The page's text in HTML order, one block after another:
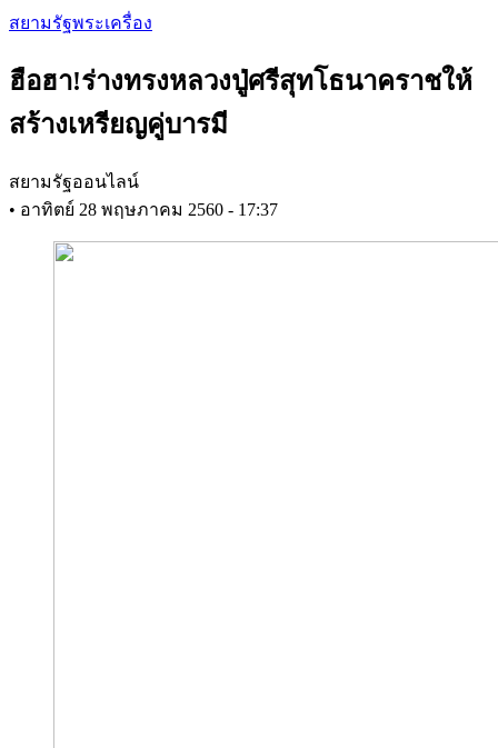
Skip
content
สยามรัฐพระเครื่อง
ฮือฮา!ร่างทรงหลวงปู่ศรีสุทโธนาคราชให้
สร้างเหรียญคู่บารมี
สยามรัฐออนไลน์
• อาทิตย์ 28 พฤษภาคม 2560 - 17:37